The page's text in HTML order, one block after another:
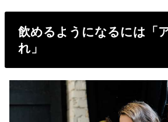
飲めるようになるには「
れ」